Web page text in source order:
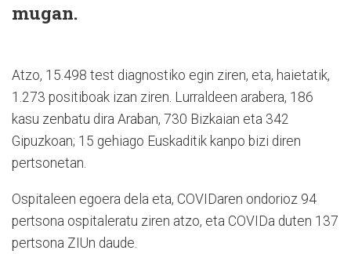
mugan.
Atzo, 15.498 test diagnostiko egin ziren, eta, haietatik,
1.273 positiboak izan ziren. Lurraldeen arabera, 186
kasu zenbatu dira Araban, 730 Bizkaian eta 342
Gipuzkoan; 15 gehiago Euskaditik kanpo bizi diren
pertsonetan.
Ospitaleen egoera dela eta, COVIDaren ondorioz 94
pertsona ospitaleratu ziren atzo, eta COVIDa duten 137
pertsona ZIUn daude.